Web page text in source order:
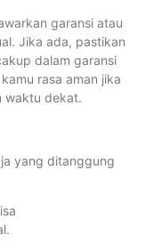
garansi atau
Jika ada, pastikan
dalam garansi
rasa aman jika
waktu dekat.
yang ditanggung